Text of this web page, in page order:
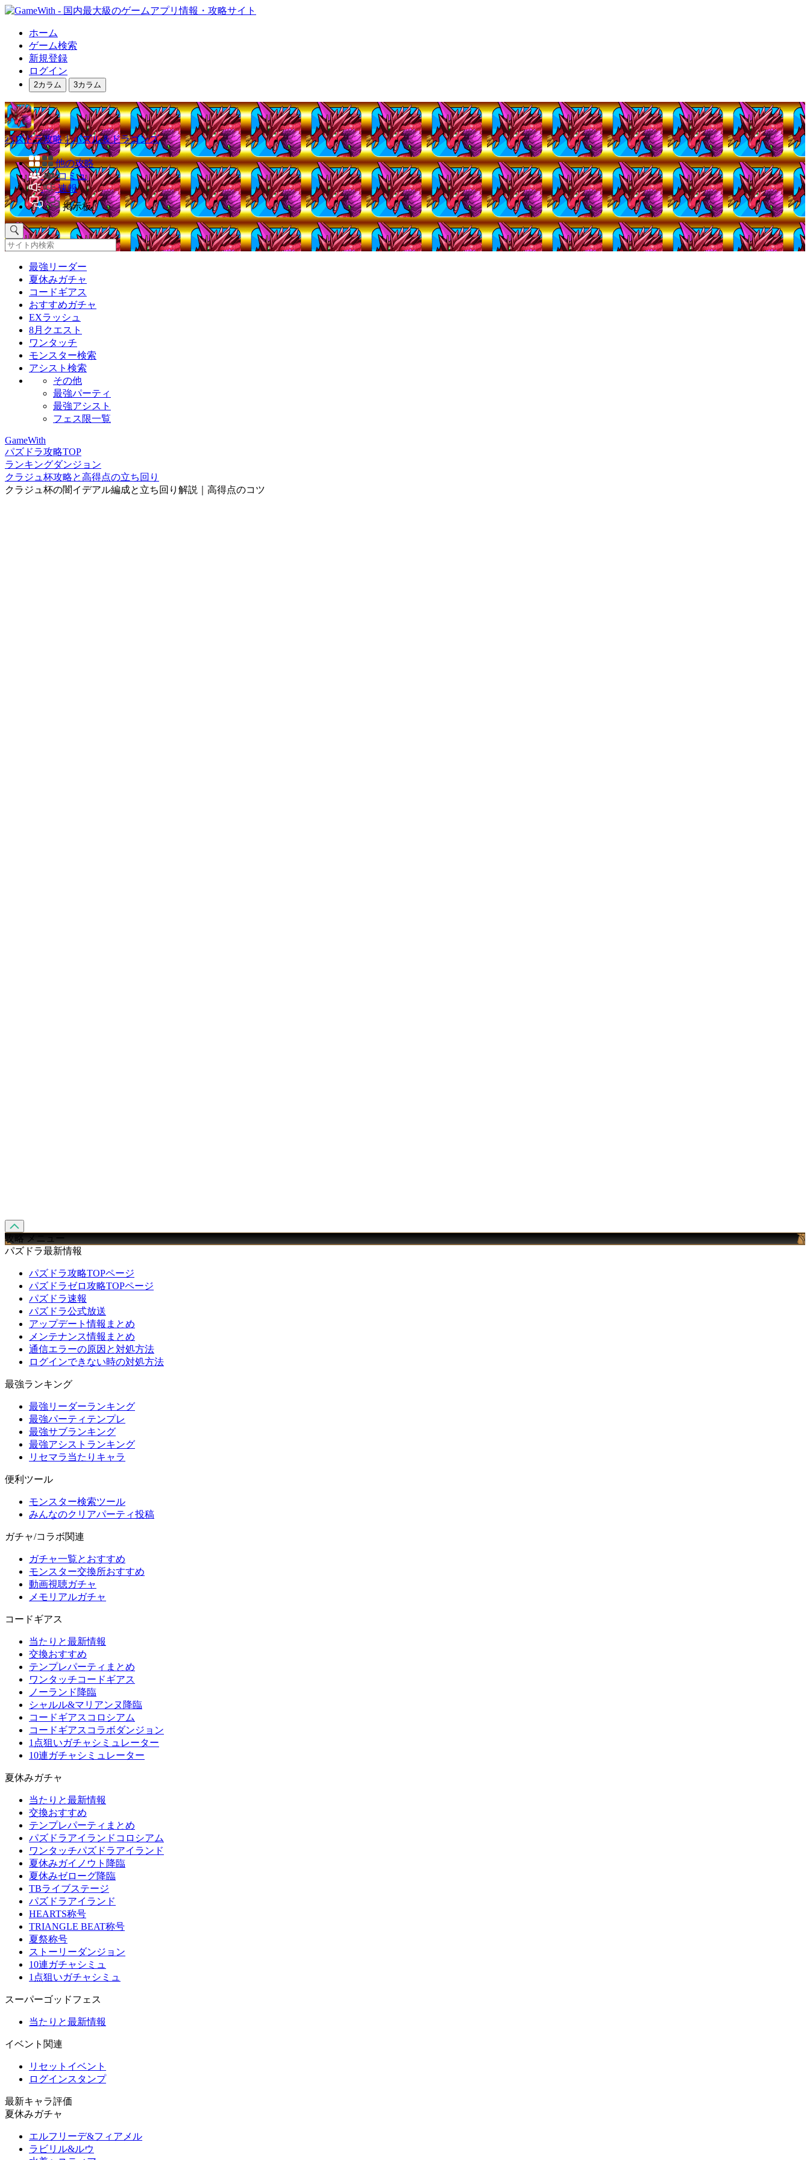
ホーム
ゲーム検索
新規登録
ログイン
2カラム 3カラム
パズドラ攻略｜パズル＆ドラゴンズ
他の攻略
コミュ
速報
掲示板
最強リーダー
夏休みガチャ
コードギアス
おすすめガチャ
EXラッシュ
8月クエスト
ワンタッチ
モンスター検索
アシスト検索
その他
最強パーティ
最強アシスト
フェス限一覧
GameWith
パズドラ攻略TOP
ランキングダンジョン
クラジュ杯攻略と高得点の立ち回り
クラジュ杯の闇イデアル編成と立ち回り解説｜高得点のコツ
攻略 メニュー
パズドラ最新情報
パズドラ攻略TOPページ
パズドラゼロ攻略TOPページ
パズドラ速報
パズドラ公式放送
アップデート情報まとめ
メンテナンス情報まとめ
通信エラーの原因と対処方法
ログインできない時の対処方法
最強ランキング
最強リーダーランキング
最強パーティテンプレ
最強サブランキング
最強アシストランキング
リセマラ当たりキャラ
便利ツール
モンスター検索ツール
みんなのクリアパーティ投稿
ガチャ/コラボ関連
ガチャ一覧とおすすめ
モンスター交換所おすすめ
動画視聴ガチャ
メモリアルガチャ
コードギアス
当たりと最新情報
交換おすすめ
テンプレパーティまとめ
ワンタッチコードギアス
ノーランド降臨
シャルル&マリアンヌ降臨
コードギアスコロシアム
コードギアスコラボダンジョン
1点狙いガチャシミュレーター
10連ガチャシミュレーター
夏休みガチャ
当たりと最新情報
交換おすすめ
テンプレパーティまとめ
パズドラアイランドコロシアム
ワンタッチパズドラアイランド
夏休みガイノウト降臨
夏休みゼローグ降臨
TBライブステージ
パズドラアイランド
HEARTS称号
TRIANGLE BEAT称号
夏祭称号
ストーリーダンジョン
10連ガチャシミュ
1点狙いガチャシミュ
スーパーゴッドフェス
当たりと最新情報
イベント関連
リセットイベント
ログインスタンプ
最新キャラ評価
夏休みガチャ
エルフリーデ&フィアメル
ラビリル&ルウ